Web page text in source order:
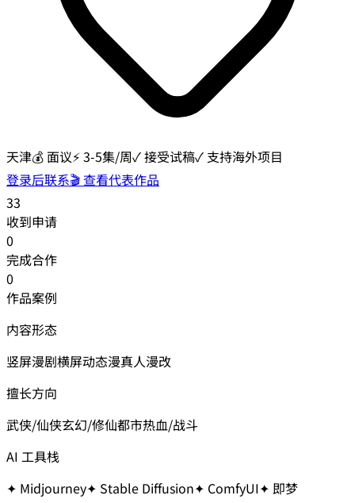
天津💰 面议⚡3-5集/周✓ 接受试稿✓ 支持海外项目
登录后联系🎬 查看代表作品
33
收到申请
0
完成合作
0
作品案例
内容形态
竖屏漫剧横屏动态漫真人漫改
擅长方向
武侠/仙侠玄幻/修仙都市热血/战斗
AI 工具栈
✦ Midjourney✦ Stable Diffusion✦ ComfyUI✦ 即梦